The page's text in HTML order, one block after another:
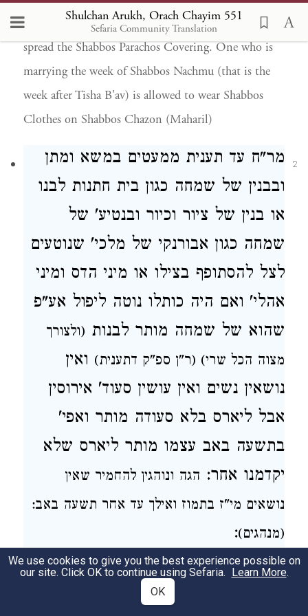
Shulchan Arukh, Orach Chayim 551
Sefaria Community Translation
Shabbos and is pushed off (to Sunday) then we not
spread the Shabbos Parachos Covering. One who is
marrying the week of Shabbos Nachmu (that is the
week after Tisha B'av) is allowed to wear Shabbos
Clothes on Shabbos Chazon (Maharil)
2 מר"ח עד תענית ממעטים במשא ומתן
ובבנין של שמחה כגון בית חתנות לבנו
או בנין של ציור וכיור ובנטיע' של
שמחה כגון אבורנקי של מלכי' שנוטעים
לצל להסתופף בצילו או מיני הדס ומיני
אהלי' ואם היה כותלו נוטה ליפול אע"פ
שהוא של שמחה מותר לבנות (ולצורך
מצוה הכל שרי) (ר"ן ספ"ק דתענית) ואין
נושאין נשים ואין עושין סעוד' אירוסין
אבל ליארס בלא סעודה מותר ואפי'
בתשעה באב עצמו מותר ליארס שלא
יקדמנו אחר: הגה ונוהגין להחמיר שאין
נושאים מי"ז בתמוז ואילך עד אחר תשעה באב:
(מנהגים):
From Rosh Chodesh until the Fast we
minimize business transactions and
We use cookies to give you the best experience possible on
our site. Click OK to continue using Sefaria. Learn More.
OK